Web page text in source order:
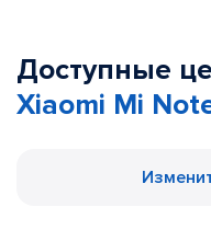
Доступные
Xiaomi Mi